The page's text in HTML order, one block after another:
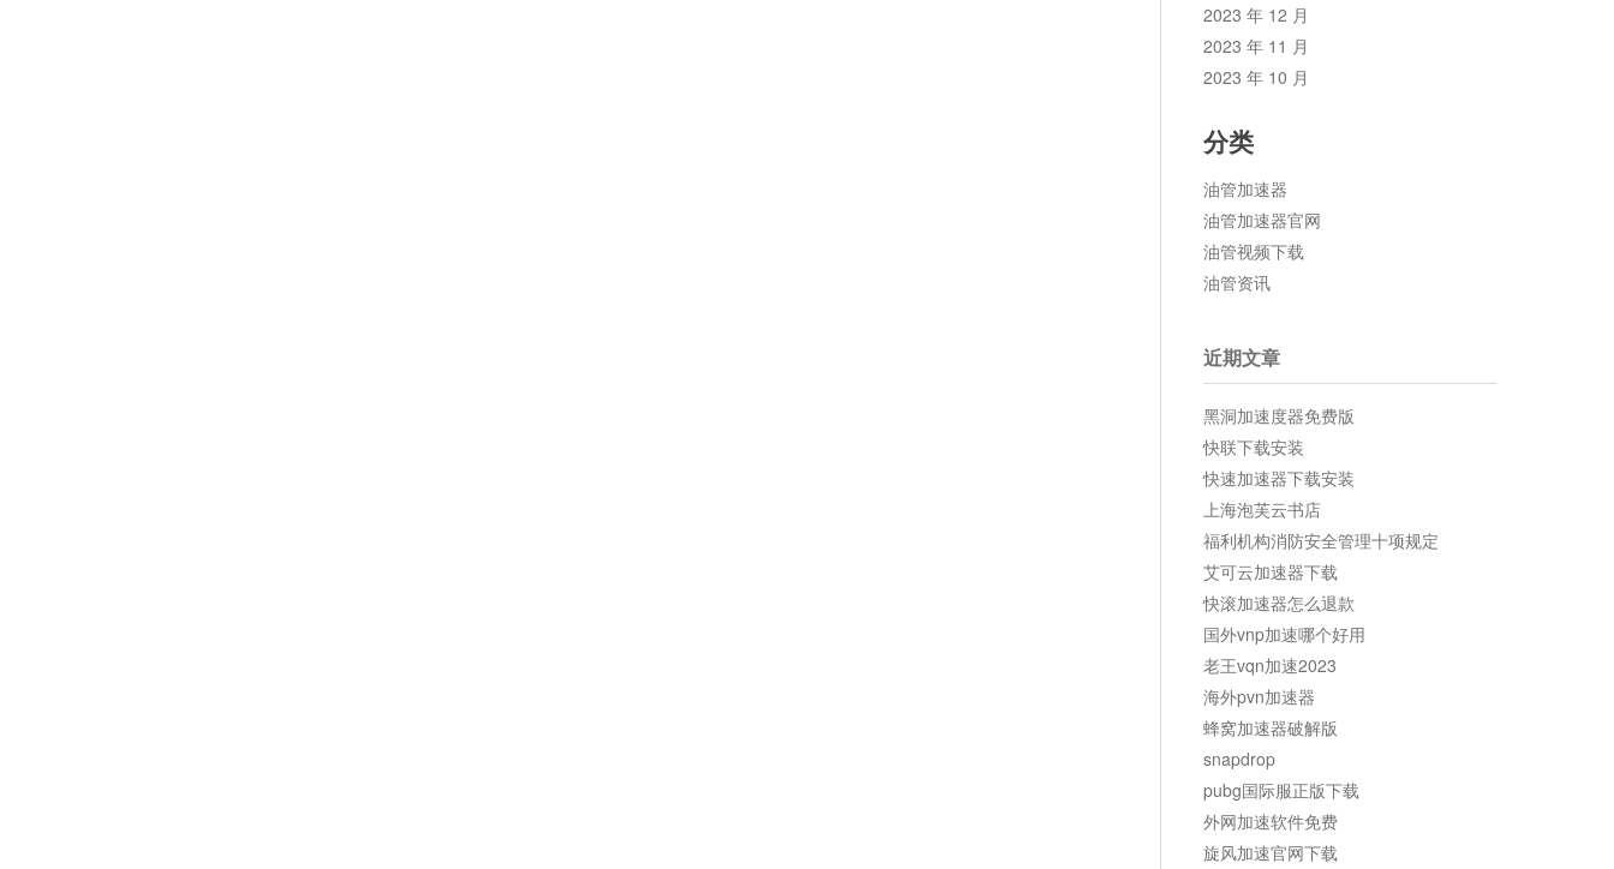
2023 年 12 月
2023 年 11 月
2023 年 10 月
分类
油管加速器
油管加速器官网
油管视频下载
油管资讯
近期文章
黑洞加速度器免费版
快联下载安装
快速加速器下载安装
上海泡芙云书店
福利机构消防安全管理十项规定
艾可云加速器下载
快滚加速器怎么退款
国外vnp加速哪个好用
老王vqn加速2023
海外pvn加速器
蜂窝加速器破解版
snapdrop
pubg国际服正版下载
外网加速软件免费
旋风加速官网下载